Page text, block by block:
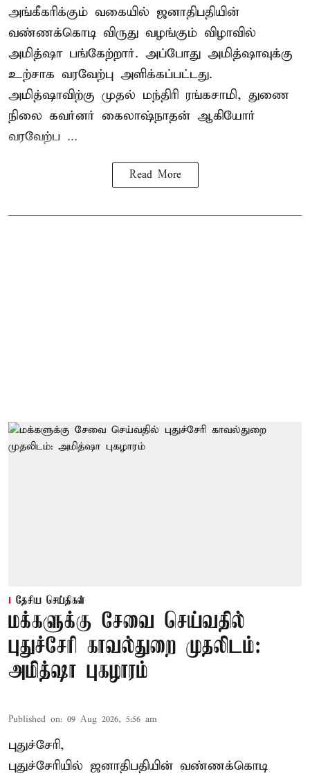
அங்கீகரிக்கும் வகையில் ஜனாதிபதியின்
வண்ணக்கொடி விருது வழங்கும் விழாவில்
அமித்ஷா பங்கேற்றார். அப்போது அமித்ஷாவுக்கு
உற்சாக வரவேற்பு அளிக்கப்பட்டது.
அமித்ஷாவிற்கு முதல் மந்திரி ரங்கசாமி, துணை
நிலை கவர்னர் கைலாஷ்நாதன் ஆகியோர்
வரவேற்ப ...
Read More
தேசிய செய்திகள்
மக்களுக்கு சேவை செய்வதில்
புதுச்சேரி காவல்துறை முதலிடம்:
அமித்ஷா புகழாரம்
Published on: 09 Aug 2026, 5:56 am
புதுச்சேரி,
புதுச்சேரியில் ஜனாதிபதியின் வண்ணக்கொடி